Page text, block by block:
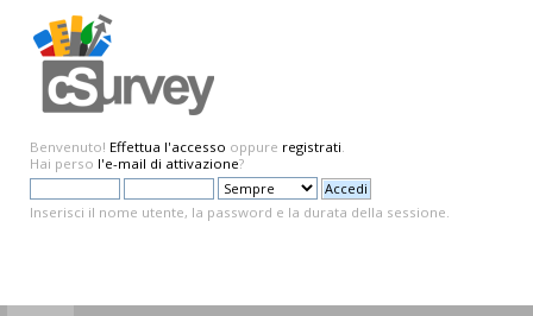
Benvenuto! Effettua l'accesso oppure registrati.
Hai perso l'e-mail di attivazione?
Inserisci il nome utente, la password e la durata della sessione.